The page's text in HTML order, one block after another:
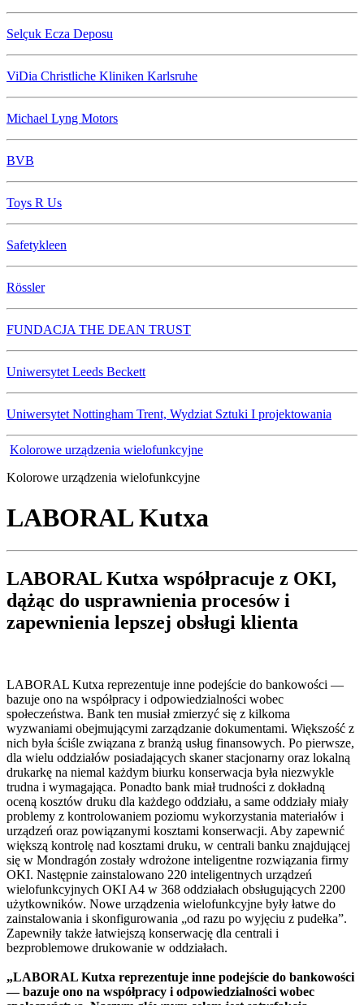
Selçuk Ecza Deposu
ViDia Christliche Kliniken Karlsruhe
Michael Lyng Motors
BVB
Toys R Us
Safetykleen
Rössler
FUNDACJA THE DEAN TRUST
Uniwersytet Leeds Beckett
Uniwersytet Nottingham Trent, Wydziat Sztuki I projektowania
Kolorowe urządzenia wielofunkcyjne
Kolorowe urządzenia wielofunkcyjne
LABORAL Kutxa
LABORAL Kutxa współpracuje z OKI,
dążąc do usprawnienia procesów i
zapewnienia lepszej obsługi klienta
LABORAL Kutxa reprezentuje inne podejście do bankowości —
bazuje ono na współpracy i odpowiedzialności wobec
społeczeństwa. Bank ten musiał zmierzyć się z kilkoma
wyzwaniami obejmującymi zarządzanie dokumentami. Większość z
nich była ściśle związana z branżą usług finansowych. Po pierwsze,
dla wielu oddziałów posiadających skaner stacjonarny oraz lokalną
drukarkę na niemal każdym biurku konserwacja była niezwykle
trudna i wymagająca. Ponadto bank miał trudności z dokładną
oceną kosztów druku dla każdego oddziału, a same oddziały miały
problemy z kontrolowaniem poziomu wykorzystania materiałów i
urządzeń oraz powiązanymi kosztami konserwacji. Aby zapewnić
większą kontrolę nad kosztami druku, w centrali banku znajdującej
się w Mondragón zostały wdrożone inteligentne rozwiązania firmy
OKI. Następnie zainstalowano 220 inteligentnych urządzeń
wielofunkcyjnych OKI A4 w 368 oddziałach obsługujących 2200
użytkowników. Nowe urządzenia wielofunkcyjne były łatwe do
zainstalowania i skonfigurowania „od razu po wyjęciu z pudełka”.
Zapewniły także łatwiejszą konserwację dla centrali i
bezproblemowe drukowanie w oddziałach.
„LABORAL Kutxa reprezentuje inne podejście do bankowości
— bazuje ono na współpracy i odpowiedzialności wobec